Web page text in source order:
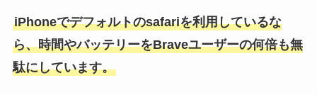
iPhoneでデフォルトのsafariを利用しているな
ら、時間やバッテリーをBraveユーザーの何倍も無
駄にしています。